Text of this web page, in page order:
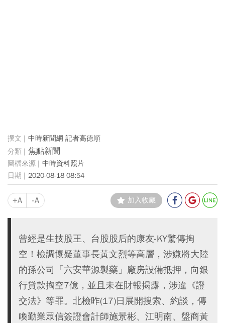
中時新聞網 記者高德順
焦點新聞
中時資料照片
2020-08-18 08:54
+A -A 加入收藏
曾經是生技股王、台股股后的康友-KY驚傳掏
空！檢調懷疑董事長黃文烈等高層，涉嫌將大陸
的孫公司「六安華源製藥」廠房設備抵押，向銀
行貸款掏空7億，並且未在財報揭露，涉違《證
交法》等罪。北檢昨(17)日展開搜索、約談，傳
喚勤業眾信簽證會計師施景彬、江明南、盤商黃